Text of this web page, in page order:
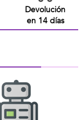
Devolución
en 14 días